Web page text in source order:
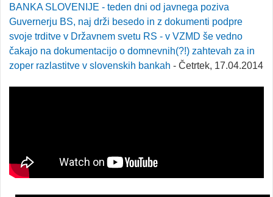
BANKA SLOVENIJE - teden dni od javnega poziva
Guvernerju BS, naj drži besedo in z dokumenti podpre
svoje trditve v Državnem svetu RS - v VZMD še vedno
čakajo na dokumentacijo o domnevnih(?!) zahtevah za in
zoper razlastitve v slovenskih bankah - Četrtek, 17.04.2014